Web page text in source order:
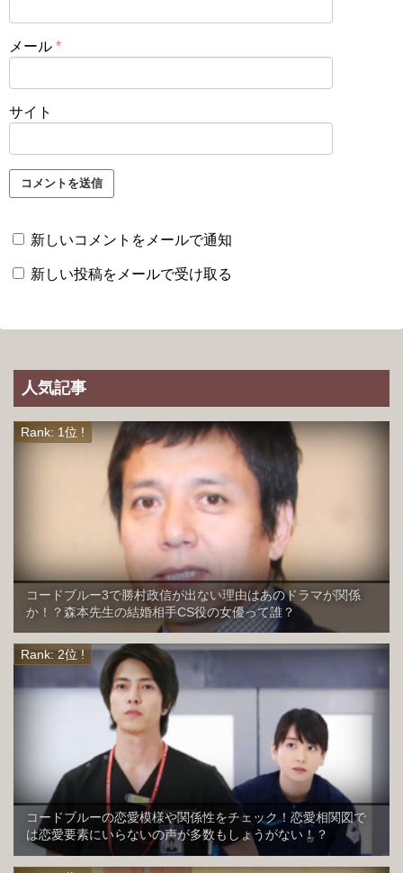
メール *
サイト
新しいコメントをメールで通知
新しい投稿をメールで受け取る
人気記事
コードブルー3で勝村政信が出ない理由はあのドラマが関係
か！？森本先生の結婚相手CS役の女優って誰？
コードブルーの恋愛模様や関係性をチェック！恋愛相関図で
は恋愛要素にいらないの声が多数もしょうがない！？